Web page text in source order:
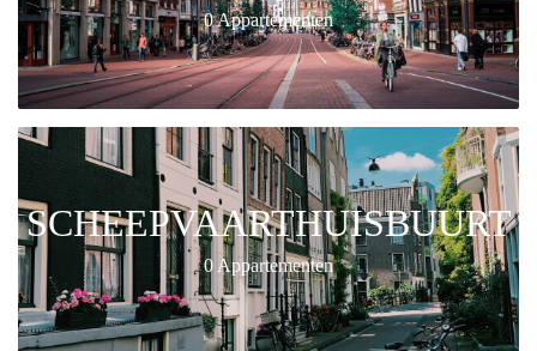
0 Appartementen
SCHEEPVAARTHUISBUURT
0 Appartementen